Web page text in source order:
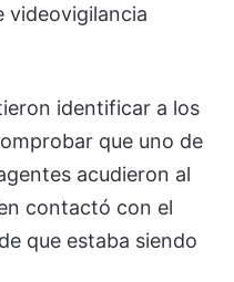
videovigilancia
identificar a los
que uno de
acudieron al
contactó con el
que estaba siendo